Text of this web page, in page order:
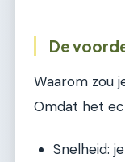
De
Waarom zou
Omdat het
Snelheid: